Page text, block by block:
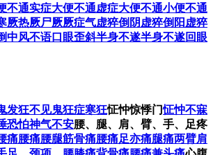
不通实症大便不通虚症大便不通小便不通
厥热厥尸厥厥症气虚猝倒 阴虚猝倒 阳虚猝
中风不语口眼歪斜半身不遂半身不遂回眼
发狂不见鬼狂症寒狂怔忡惊悸门怔忡不寐
恐怕神气不安腰、腿、肩、臂、手、足疼
痛腰痛腰腿筋骨痛腰痛足亦痛腿痛两臂肩